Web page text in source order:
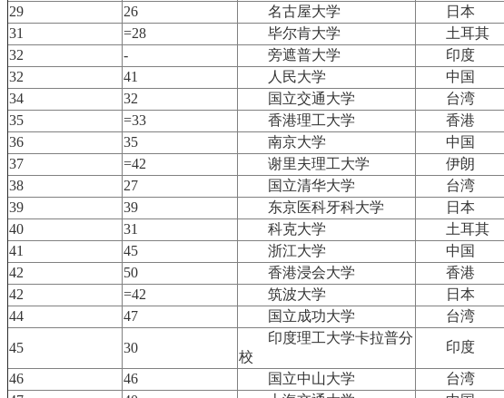
29
26 名古屋大学
日本
31
=28 毕尔肯大学
土耳其
32
- 旁遮普大学
印度
32
41 人民大学
中国
34
32 国立交通大学
台湾
35
=33 香港理工大学
香港
36
35 南京大学
中国
37
=42 谢里夫理工大学
伊朗
38
27 国立清华大学
台湾
39
39 东京医科牙科大学
日本
40
31 科克大学
土耳其
41
45 浙江大学
中国
42
50 香港浸会大学
香港
42
=42 筑波大学
日本
44
47 国立成功大学 台湾
45 30
印度理工大学卡拉普分
校
印度
46 46 国立中山大学
台湾